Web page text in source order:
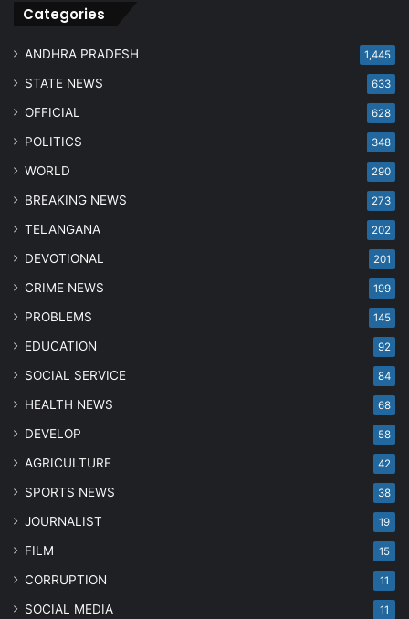
Categories
ANDHRA PRADESH 1,445
STATE NEWS 633
OFFICIAL 628
POLITICS 348
WORLD 290
BREAKING NEWS 273
TELANGANA 202
DEVOTIONAL 201
CRIME NEWS 199
PROBLEMS 145
EDUCATION 92
SOCIAL SERVICE 84
HEALTH NEWS 68
DEVELOP 58
AGRICULTURE 42
SPORTS NEWS 38
JOURNALIST 19
FILM 15
CORRUPTION 11
SOCIAL MEDIA 11